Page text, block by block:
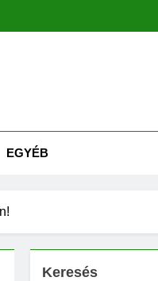
EGYÉB
Keresés